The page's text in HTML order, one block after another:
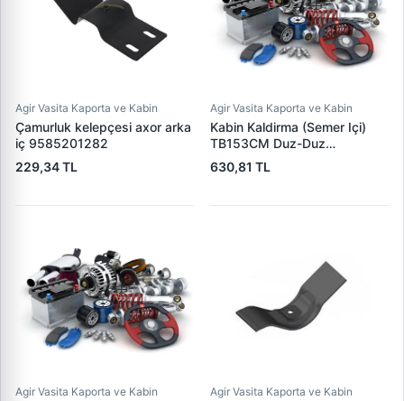
Agir Vasita Kaporta ve Kabin
Çamurluk kelepçesi axor arka
iç 9585201282
229,34 TL
Agir Vasita Kaporta ve Kabin
Kabin Kaldirma (Semer Içi)
TB153CM Duz-Duz
Mercedes Axor Atego Actros
| ERDFLEX EM10006 | OEM
630,81 TL
Agir Vasita Kaporta ve Kabin Agir Vasita Kaporta ve Kabin